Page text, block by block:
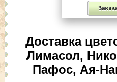
Доставка
Лимасол,
Пафос, Ая-